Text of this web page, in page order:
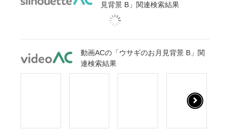
見背景 B」関連検索結果
動画ACの「ウサギのお月見背景 B」関
連検索結果